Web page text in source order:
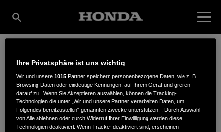
KRUMM
LANDTECHNIK GMBH
Ihre Privatsphäre ist uns wichtig
Wir und unsere1015 Partner speichern personenbezogene Daten, wie z. B.
Browsing-Daten oder eindeutige Kennungen, auf Ihrem Gerät und greifen
darauf zu . Wenn Sie Akzeptieren auswählen, können die Tracking-
Technologien die unter „Wir und unsere Partner verarbeiten Daten, um
Folgendes bereitzustellen“ genannten Zwecke unterstützen. . Durch Auswahl
von Alle ablehnen oder durch Widerruf Ihrer Einwilligung werden diese
Technologien deaktiviert. Wenn Tracker deaktiviert sind, erscheinen